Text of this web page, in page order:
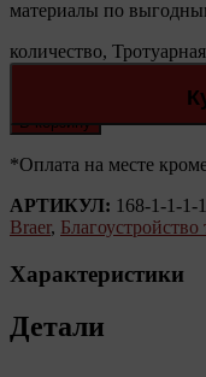
материалы по
количество,
В корзину
*Оплата на месте
АРТИКУЛ: 168-1-1-1-
Braer,
Характеристики
Детали